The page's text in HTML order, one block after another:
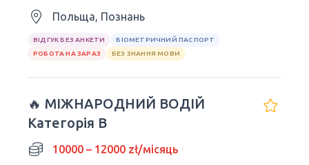
Польща, Познань
ВІДГУК БЕЗ АНКЕТИ
БІОМЕТРИЧНИЙ ПАСПОРТ
РОБОТА НА ЗАРАЗ
БЕЗ ЗНАННЯ МОВИ
🔥 МІЖНАРОДНИЙ ВОДІЙ
Категорія B
10000 – 12000 zł/місяць